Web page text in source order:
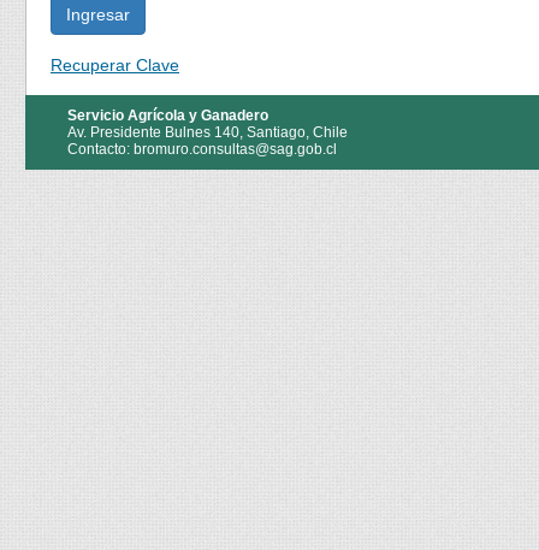
Servicio Agrícola y Ganadero
Av. Presidente Bulnes 140, Santiago, Chile
Contacto: bromuro.consultas@sag.gob.cl